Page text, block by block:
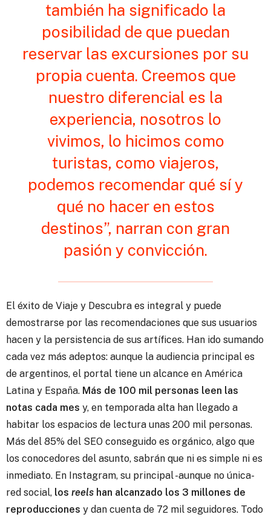
también ha significado la
posibilidad de que puedan
reservar las excursiones por su
propia cuenta. Creemos que
nuestro diferencial es la
experiencia, nosotros lo
vivimos, lo hicimos como
turistas, como viajeros,
podemos recomendar qué sí y
qué no hacer en estos
destinos”, narran con gran
pasión y convicción.
El éxito de Viaje y Descubra es integral y puede
demostrarse por las recomendaciones que sus usuarios
hacen y la persistencia de sus artífices. Han ido sumando
cada vez más adeptos: aunque la audiencia principal es
de argentinos, el portal tiene un alcance en América
Latina y España. Más de 100 mil personas leen las
notas cada mes y, en temporada alta han llegado a
habitar los espacios de lectura unas 200 mil personas.
Más del 85% del SEO conseguido es orgánico, algo que
los conocedores del asunto, sabrán que ni es simple ni es
inmediato. En Instagram, su principal -aunque no única-
red social, los reels han alcanzado los 3 millones de
reproducciones y dan cuenta de 72 mil seguidores. Todo